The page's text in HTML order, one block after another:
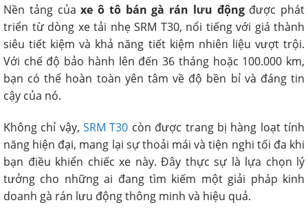
Nền tảng củaxe ô tô bán gà rán lưu độngđược phát
triển từ dòng xe tải nhẹ SRM T30, nổi tiếng với giá thành
siêu tiết kiệm và khả năng tiết kiệm nhiên liệu vượt trội.
Với chế độ bảo hành lên đến 36 tháng hoặc 100.000 km,
bạn có thể hoàn toàn yên tâm về độ bền bỉ và đáng tin
cậy của nó.
Không chỉ vậy,SRM T30 còn được trang bị hàng loạt tính
năng hiện đại, mang lại sự thoải mái và tiện nghi tối đa khi
bạn điều khiển chiếc xe này. Đây thực sự là lựa chọn lý
tưởng cho những ai đang tìm kiếm một giải pháp kinh
doanh gà rán lưu động thông minh và hiệu quả.